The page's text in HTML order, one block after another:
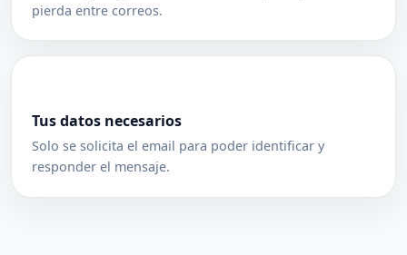
pierda entre correos.
Tus datos necesarios
Solo se solicita el email para poder identificar y
responder el mensaje.